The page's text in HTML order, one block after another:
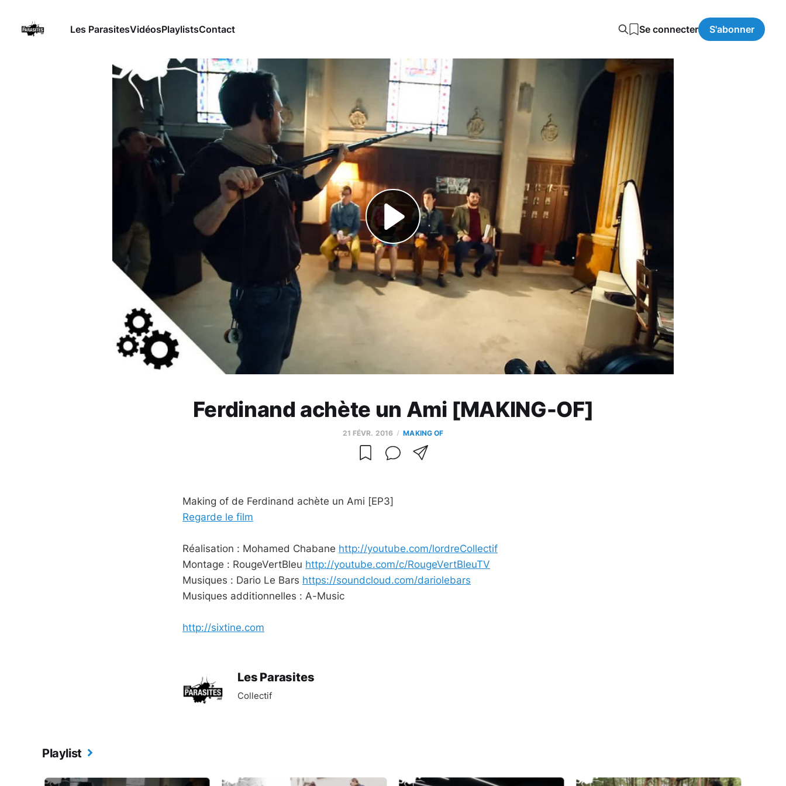
Les ParasitesVidéosPlaylistsContact Se connecter S'abonner
Ferdinand achète un Ami [MAKING-OF]
21 FÉVR. 2016 MAKING OF
Making of de Ferdinand achète un Ami [EP3]
Regarde le film
Réalisation : Mohamed Chabane http://youtube.com/lordreCollectif
Montage : RougeVertBleu http://youtube.com/c/RougeVertBleuTV
Musiques : Dario Le Bars https://soundcloud.com/dariolebars
Musiques additionnelles : A-Music
http://sixtine.com
Les Parasites
Collectif
Playlist